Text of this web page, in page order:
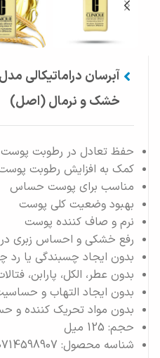
آبرسان دراماتیکالی
خشک و نرمال (اصل)
حفظ تعادل در رطوبت پوست‌
کمک به افزایش رطوبت
مناسب برای پوست حساس
بهبود وضعیت کلی پوست
نرم و صاف کننده پوست
رفع خشکی و احساس زبری
بدون ایجاد چسبندگی یا رد
بدون عطر، الکل، پارابن،
بدون ایجاد التهاب و
بدون مواد تحریک کننده و
حجم: 125 میل
شناسه محصول: 020714598907